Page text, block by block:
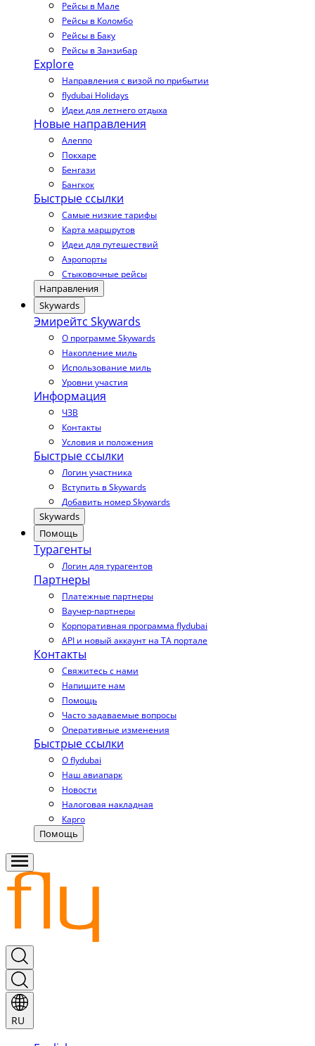
Рейсы в Мале
Рейсы в Коломбо
Рейсы в Баку
Рейсы в Занзибар
Explore
Направления с визой по прибытии
flydubai Holidays
Идеи для летнего отдыха
Новые направления
Алеппо
Покхаре
Бенгази
Бангкок
Быстрые ссылки
Самые низкие тарифы
Карта маршрутов
Идеи для путешествий
Аэропорты
Стыковочные рейсы
Направления
Skywards
Эмирейтс Skywards
О программе Skywards
Накопление миль
Использование миль
Уровни участия
Информация
ЧЗВ
Контакты
Условия и положения
Быстрые ссылки
Логин участника
Вступить в Skywards
Добавить номер Skywards
Skywards
Помощь
Турагенты
Логин для турагентов
Партнеры
Платежные партнеры
Ваучер-партнеры
Корпоративная программа flydubai
API и новый аккаунт на TA портале
Контакты
Свяжитесь с нами
Напишите нам
Помощь
Часто задаваемые вопросы
Оперативные изменения
Быстрые ссылки
О flydubai
Наш авиапарк
Новости
Налоговая накладная
Карго
Помощь
RU